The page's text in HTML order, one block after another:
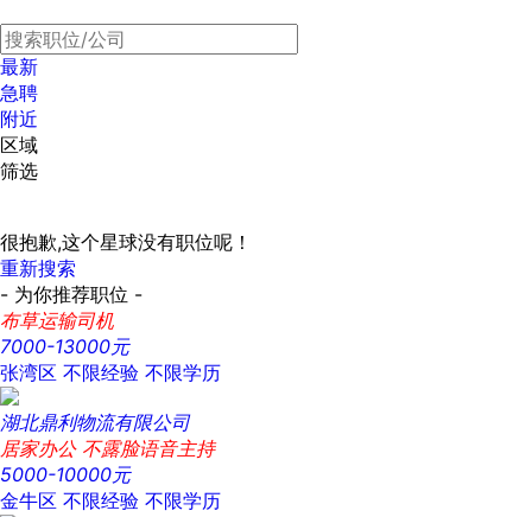
最新
急聘
附近
区域
筛选
很抱歉,这个星球没有职位呢！
重新搜索
- 为你推荐职位 -
布草运输司机
7000-13000元
张湾区 不限经验 不限学历
湖北鼎利物流有限公司
居家办公 不露脸语音主持
5000-10000元
金牛区 不限经验 不限学历